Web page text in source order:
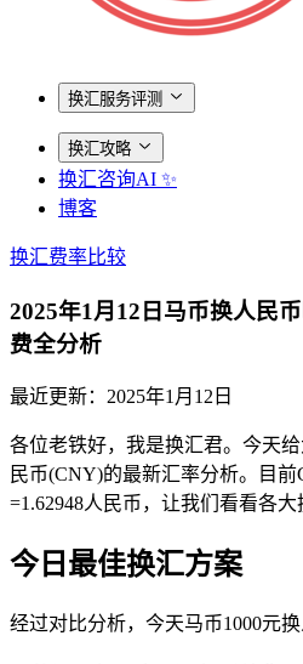
换汇服务评测
换汇攻略
换汇咨询AI ✨
博客
换汇费率比较
2025年1月12日马币换人民
费全分析
最近更新： 2025年1月12日
各位老铁好，我是换汇君。今天
民币(CNY)的最新汇率分析。目前
=1.62948人民币，让我们看看各
今日最佳换汇方案
经过对比分析，今天马币1000元